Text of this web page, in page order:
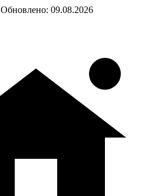
Обновлено: 09.08.2026